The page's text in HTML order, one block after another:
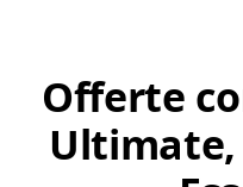
Offerte
Ultimate,